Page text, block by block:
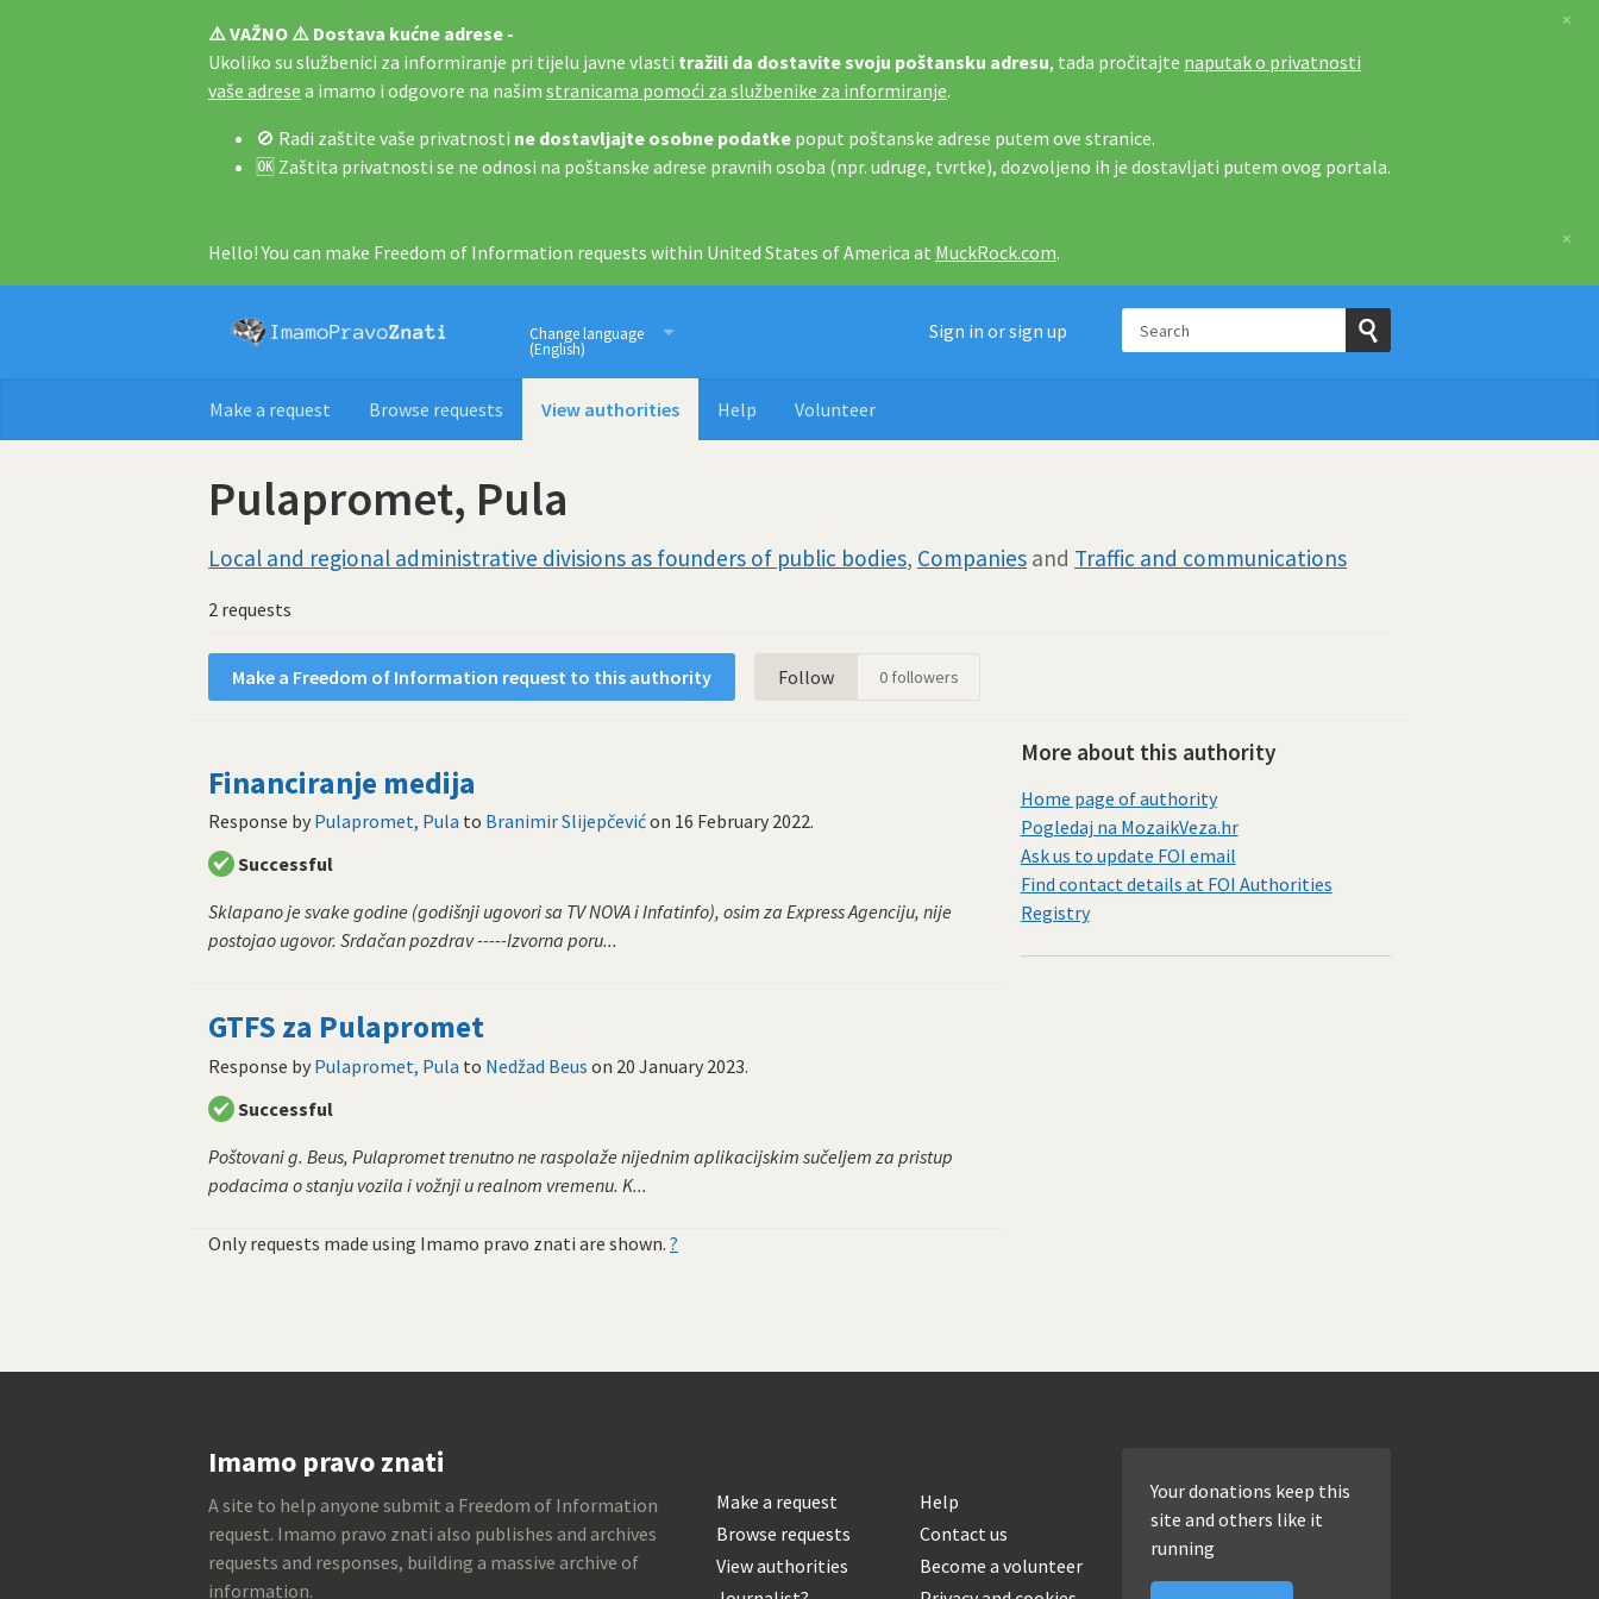
⚠️ VAŽNO ⚠️ Dostava kućne adrese -
Ukoliko su službenici za informiranje pri tijelu javne vlasti tražili da dostavite svoju poštansku adresu, tada pročitajte naputak o privatnosti
vaše adrese a imamo i odgovore na našim stranicama pomoći za službenike za informiranje.
🚫 Radi zaštite vaše privatnosti ne dostavljajte osobne podatke poput poštanske adrese putem ove stranice.
🆗 Zaštita privatnosti se ne odnosi na poštanske adrese pravnih osoba (npr. udruge, tvrtke), dozvoljeno ih je dostavljati putem ovog portala.
×
Hello! You can make Freedom of Information requests within United States of America at MuckRock.com.
×
Imamo pravo znati
Change language
(English)
Sign in or sign up
Submit
Make a request Browse requests View authorities Help Volunteer
Pulapromet, Pula
Local and regional administrative divisions as founders of public bodies, Companies and Traffic and communications
2 requests
Make a Freedom of Information request to this authority Follow 0followers
Financiranje medija
Response by Pulapromet, Pula to Branimir Slijepčevićon 16 February 2022.
Successful
Sklapano je svake godine (godišnji ugovori sa TV NOVA i Infatinfo), osim za Express Agenciju, nije
postojao ugovor. Srdačan pozdrav -----Izvorna poru...
GTFS za Pulapromet
Response by Pulapromet, Pula to Nedžad Beus on 20 January 2023.
Successful
Poštovani g. Beus, Pulapromet trenutno ne raspolaže nijednim aplikacijskim sučeljem za pristup
podacima o stanju vozila i vožnji u realnom vremenu. K...
Only requests made using Imamo pravo znati are shown. ?
More about this authority
Home page of authority
Pogledaj na MozaikVeza.hr
Ask us to update FOI email
Find contact details at FOI Authorities
Registry
Imamo pravo znati
A site to help anyone submit a Freedom of Information
request. Imamo pravo znati also publishes and archives
requests and responses, building a massive archive of
information.
Make a request
Browse requests
View authorities
Help
Contact us
Become a volunteer
Your donations keep this
site and others like it
running